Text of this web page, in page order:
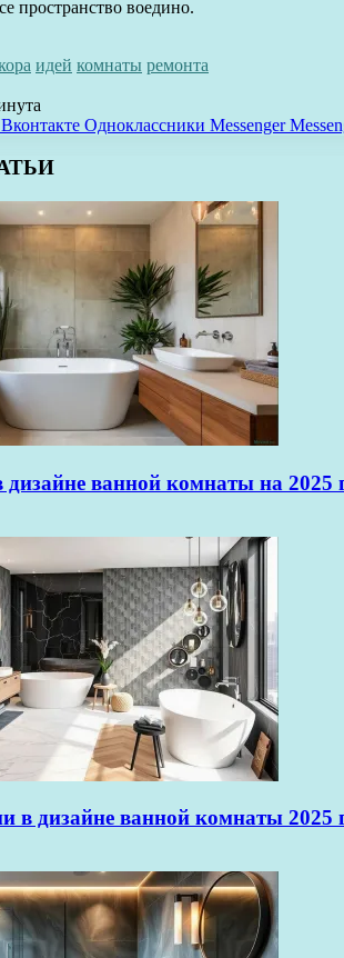
пространство воедино.
идей комнаты ремонта
Вконтакте Одноклассники Messenger
ванной комнаты на 2025
в дизайне ванной комнаты 2025